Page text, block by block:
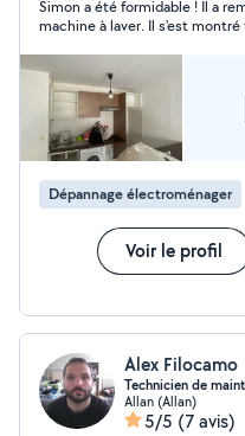
comprendre les pannes
efficaces (et éviter de jeter
également : - Retouches peinture/placo - Petits travaux
de rénovation -
réparations du quotidien
Je suis quelqu'un de
privilégie toujours un
Intervention rapide Disponible pour échanger et établir
un devis N'hésitez
Simon a été formidable ! Il a
machine à laver. Il s'est
Dépannage électroménager
Voir le profil
Alex Filocamo
Technicien de
Allan (Allan)
5/5 (7 avis)